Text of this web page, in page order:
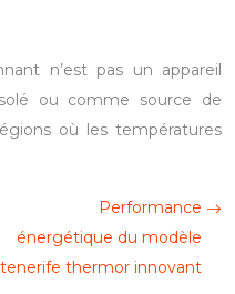
n’est pas un appareil
ou comme source de
où les températures
Performance
énergétique du modèle
tenerife thermor innovant